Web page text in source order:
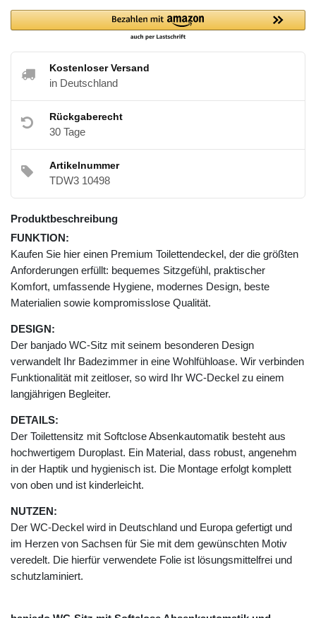
Kostenloser Versand
in Deutschland
Rückgaberecht
30 Tage
Artikelnummer
TDW3 10498
Produktbeschreibung
FUNKTION:
Kaufen Sie hier einen Premium Toilettendeckel, der die größten
Anforderungen erfüllt: bequemes Sitzgefühl, praktischer
Komfort, umfassende Hygiene, modernes Design, beste
Materialien sowie kompromisslose Qualität.
DESIGN:
Der banjado WC-Sitz mit seinem besonderen Design
verwandelt Ihr Badezimmer in eine Wohlfühloase. Wir verbinden
Funktionalität mit zeitloser, so wird Ihr WC-Deckel zu einem
langjährigen Begleiter.
DETAILS:
Der Toilettensitz mit Softclose Absenkautomatik besteht aus
hochwertigem Duroplast. Ein Material, dass robust, angenehm
in der Haptik und hygienisch ist. Die Montage erfolgt komplett
von oben und ist kinderleicht.
NUTZEN:
Der WC-Deckel wird in Deutschland und Europa gefertigt und
im Herzen von Sachsen für Sie mit dem gewünschten Motiv
veredelt. Die hierfür verwendete Folie ist lösungsmittelfrei und
schutzlaminiert.